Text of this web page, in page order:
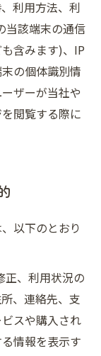
利用方法、利
当該端末の通信
含みます)、IP
の個体識別情
ザーが当社や
閲覧する際に
以下のとおり
正、利用状況の
、連絡先、支
スや購入され
情報を表示す